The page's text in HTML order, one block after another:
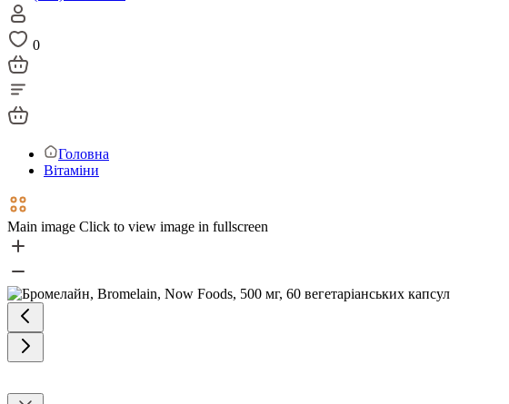
0
Головна
Вітаміни
Main image Click to view image in fullscreen